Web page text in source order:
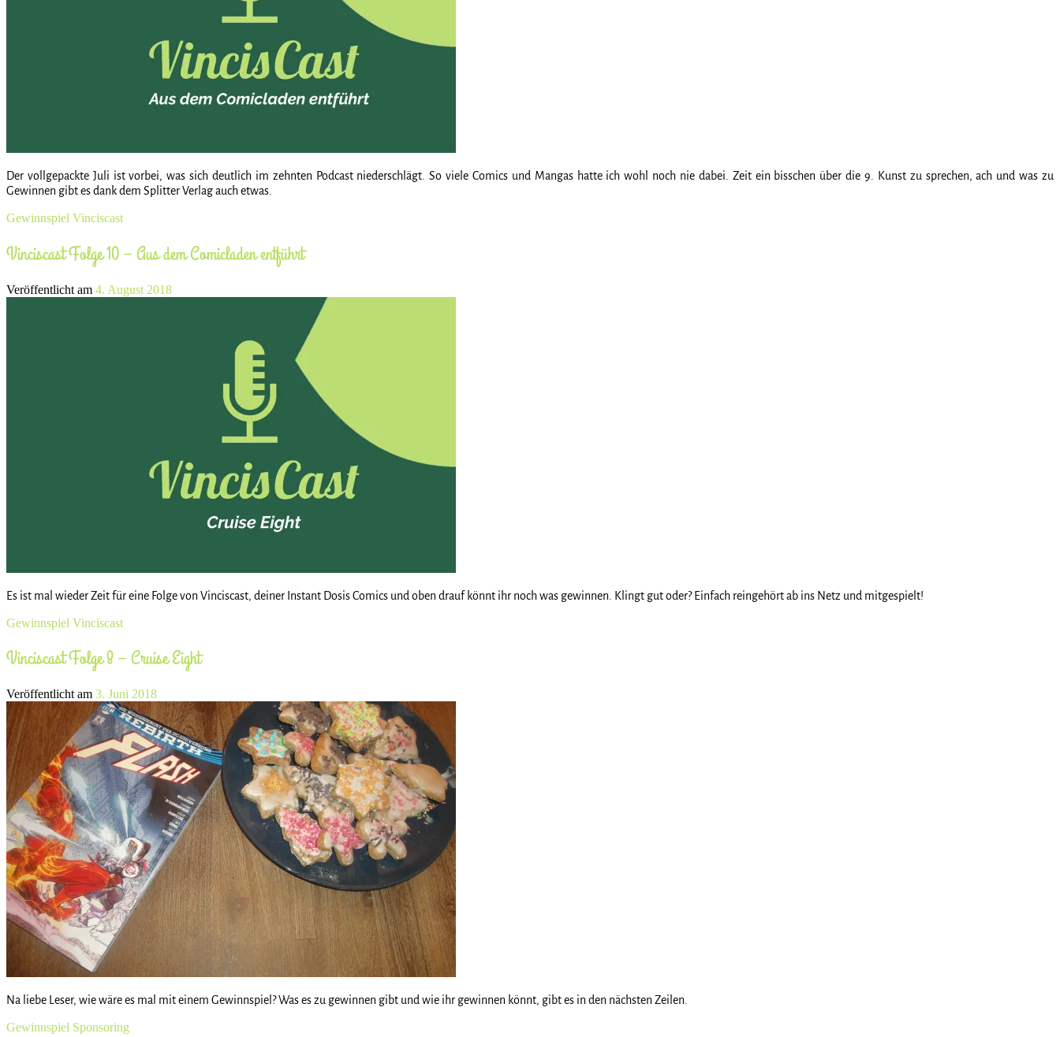
Der vollgepackte Juli ist vorbei, was sich deutlich im zehnten Podcast niederschlägt. So viele Comics und Mangas hatte ich wohl noch nie dabei. Zeit ein bisschen über die 9. Kunst zu sprechen, ach und was zu
Gewinnen gibt es dank dem Splitter Verlag auch etwas.
Gewinnspiel Vinciscast
Vinciscast Folge 10 – Aus dem Comicladen entführt
Veröffentlicht am 4. August 2018
Es ist mal wieder Zeit für eine Folge von Vinciscast, deiner Instant Dosis Comics und oben drauf könnt ihr noch was gewinnen. Klingt gut oder? Einfach reingehört ab ins Netz und mitgespielt!
Gewinnspiel Vinciscast
Vinciscast Folge 8 – Cruise Eight
Veröffentlicht am 3. Juni 2018
Na liebe Leser, wie wäre es mal mit einem Gewinnspiel? Was es zu gewinnen gibt und wie ihr gewinnen könnt, gibt es in den nächsten Zeilen.
Gewinnspiel Sponsoring